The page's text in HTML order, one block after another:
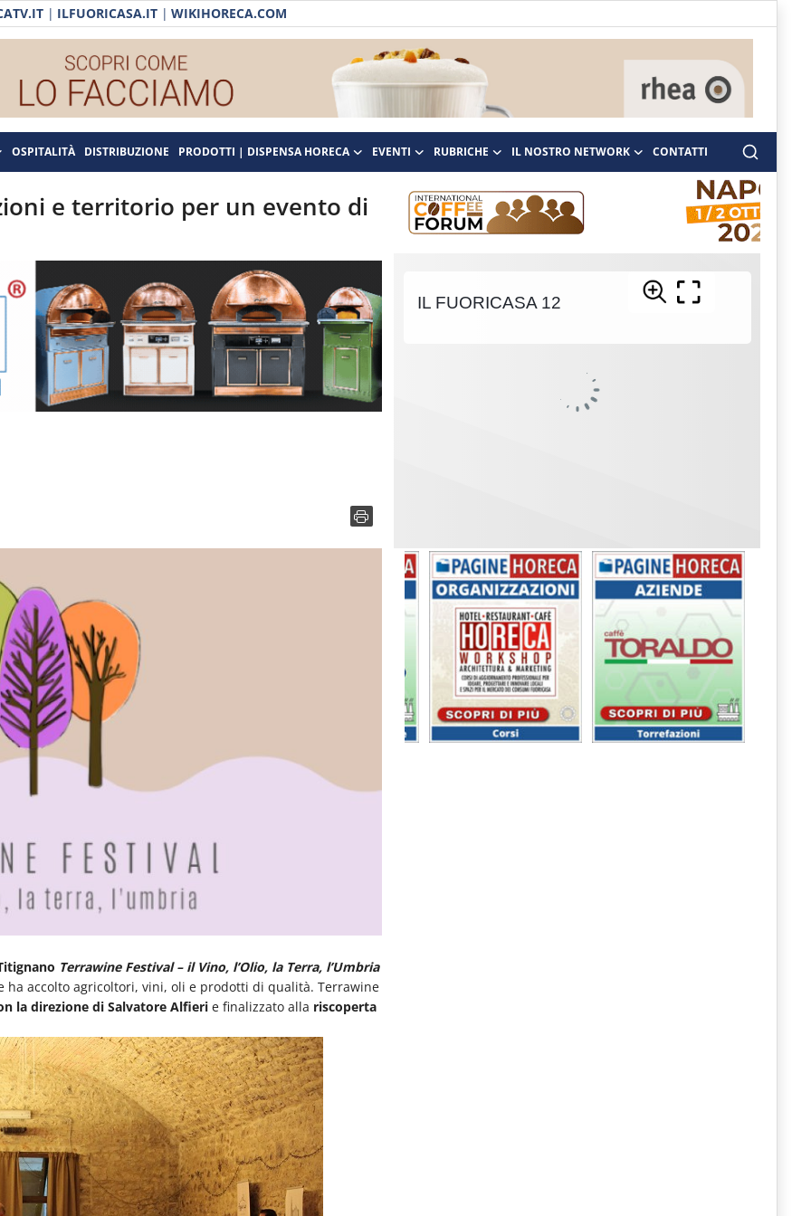
| ILFUORICASA.IT | WIKIHORECA.COM
OSPITALITÀ DISTRIBUZIONE PRODOTTI | DISPENSA HORECA EVENTI RUBRICHE IL NOSTRO NETWORK CONTATTI
e territorio per un evento di
Terrawine Festival – il Vino, l’Olio, la Terra, l’Umbria
ha accolto agricoltori, vini, oli e prodotti di qualità. Terrawine
la direzione di Salvatore Alfieri e finalizzato alla riscoperta